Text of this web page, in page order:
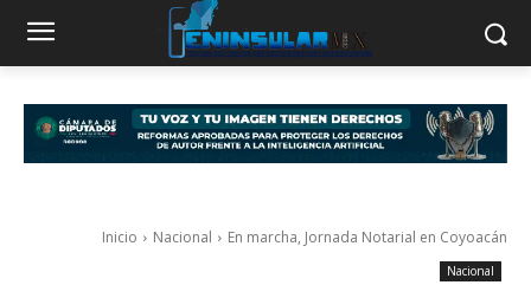
Inicio Nacional En marcha, Jornada Notarial en Coyoacán
Nacional